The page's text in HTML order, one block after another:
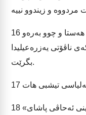
16
ناڤۆتی یەزرەعیلیدا
بگرێت.
17
18 «هەستە بەرەو خوارەوە بڕۆ بۆ بینینی ئەحاڤی پاشای